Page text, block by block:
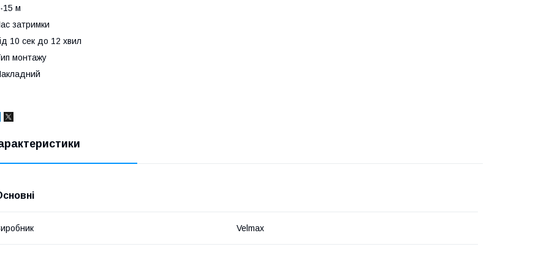
15 м
затримки
10 сек до 12 хвил
монтажу
Velmax